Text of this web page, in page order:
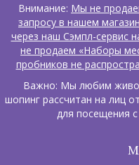
Внимание: Мы не
запросу в нашем
через наш Сэмпл-сервис
не продаем «Наборы
пробников не
Важно: Мы любим
шопинг рассчитан на лиц
для посещения